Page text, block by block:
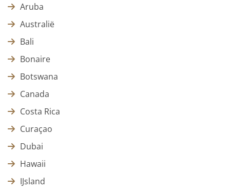
Aruba
Australië
Bali
Bonaire
Botswana
Canada
Costa Rica
Curaçao
Dubai
Hawaii
IJsland